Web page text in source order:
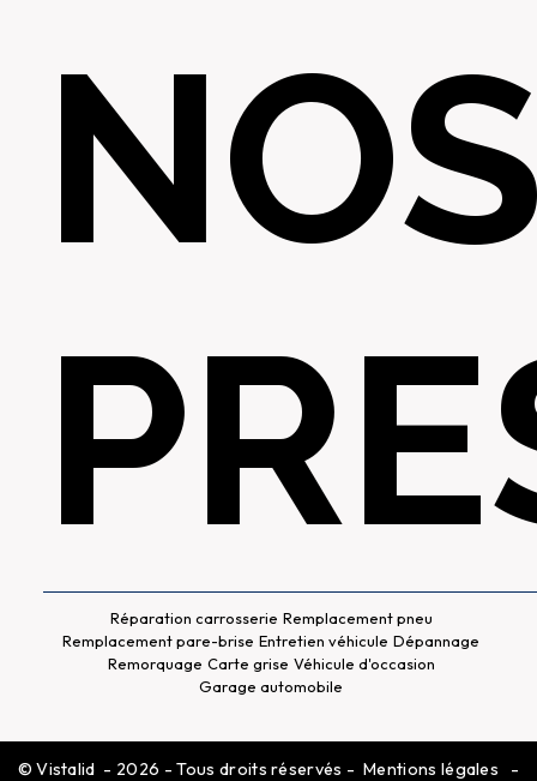
Réparation carrosserie Remplacement pneu
Remplacement pare-brise Entretien véhicule Dépannage
Remorquage Carte grise Véhicule d'occasion
Garage automobile
©Vistalid - 2026 - Tous droits réservés - Mentions légales
-